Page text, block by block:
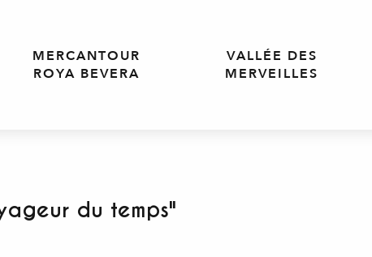
MERCANTOUR
ROYA BEVERA
VALLÉE DES
MERVEILLES
du temps"